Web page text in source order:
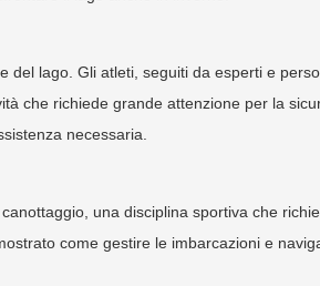
del lago. Gli atleti, seguiti da esperti e
che richiede grande attenzione per la
necessaria.
una disciplina sportiva che
come gestire le imbarcazioni e